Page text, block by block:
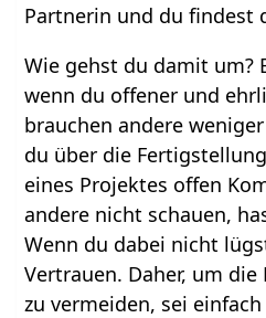
Partnerin und du findest
Wie gehst du damit um?
wenn du offener und
brauchen andere
du über die
eines Projektes offen
andere nicht schauen,
Wenn du dabei nicht
Vertrauen. Daher, um
zu vermeiden, sei